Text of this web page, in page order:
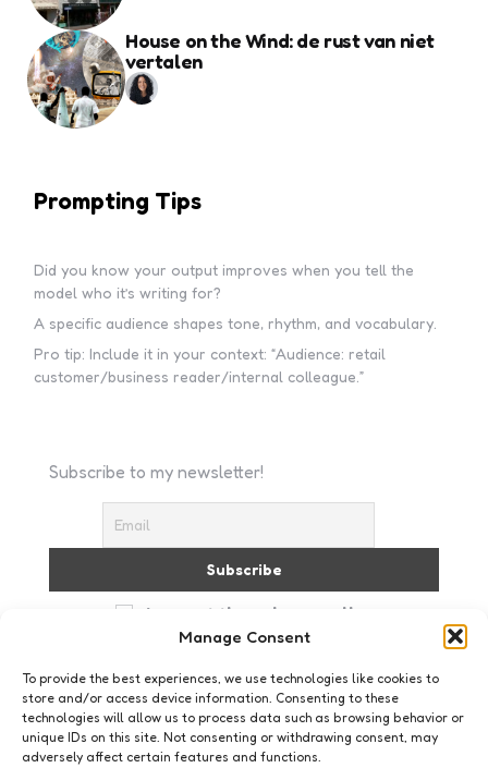
Manage Consent
To provide the best experiences, we use technologies like cookies to
store and/or access device information. Consenting to these
technologies will allow us to process data such as browsing behavior or
unique IDs on this site. Not consenting or withdrawing consent, may
adversely affect certain features and functions.
House on the Wind: de rust van niet
vertalen
Prompting Tips
Did you know your output improves when you tell the
model who it’s writing for?
A specific audience shapes tone, rhythm, and vocabulary.
Pro tip: Include it in your context: “Audience: retail
customer/business reader/internal colleague.”
Subscribe to my newsletter!
I accept the privacy policy